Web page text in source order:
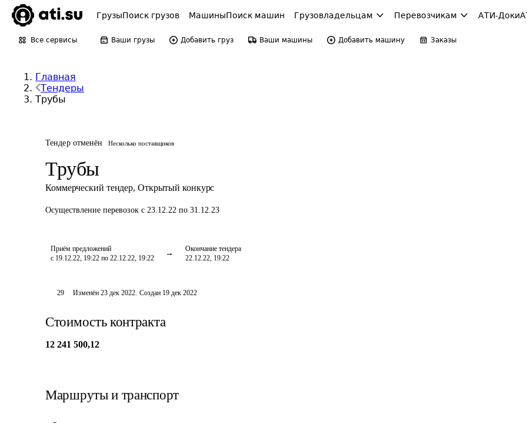
ГрузыПоиск грузов МашиныПоиск машин Грузовладельцам Перевозчикам АТИ-Доки
Все сервисы Ваши грузы Добавить груз Ваши машины Добавить машину Заказы
Главная
Тендеры
Трубы
Тендер отменён Несколько поставщиков
Трубы
Коммерческий тендер, Открытый конкурс
Осуществление перевозок с 23.12.22 по 31.12.23
Приём предложений
с 19.12.22, 19:22 по 22.12.22, 19:22
Окончание тендера
22.12.22, 19:22
29 Изменён23 дек 2022. Создан 19 дек 2022
Стоимость контракта
12 241 500,12
Маршруты и транспорт